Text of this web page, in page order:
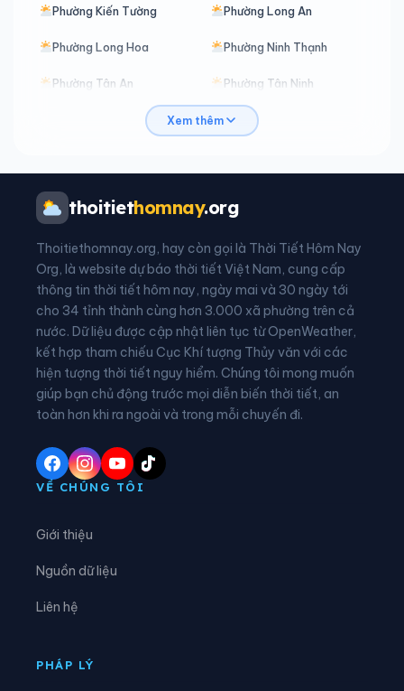
Phường Kiến Tường Phường Long An
Phường Long Hoa Phường Ninh Thạnh
Phường Tân An Phường Tân Ninh
Phường Thanh Điền Phường Trảng Bàng
Xã Bến Cầu
Xã Bình Đức
Xã Bình Hòa Xã Bình Thành
Xã Cần Đước Xã Cần Giuộc
Xã Cầu Khởi Xã Châu Thành
Xã Đông Thành Xã Đức Hòa
Xã Đức Huệ Xã Đức Lập
Xã Dương Minh Châu
Xã Hậu Nghĩa
Xã Long Chữ
Xem thêm
thoitiethomnay.org
Thoitiethomnay.org, hay còn gọi là Thời Tiết Hôm Nay
Org, là website dự báo thời tiết Việt Nam, cung cấp
thông tin thời tiết hôm nay, ngày mai và 30 ngày tới
cho 34 tỉnh thành cùng hơn 3.000 xã phường trên cả
nước. Dữ liệu được cập nhật liên tục từ OpenWeather,
kết hợp tham chiếu Cục Khí tượng Thủy văn với các
hiện tượng thời tiết nguy hiểm. Chúng tôi mong muốn
giúp bạn chủ động trước mọi diễn biến thời tiết, an
toàn hơn khi ra ngoài và trong mỗi chuyến đi.
VỀ CHÚNG TÔI
Giới thiệu
Nguồn dữ liệu
Liên hệ
PHÁP LÝ